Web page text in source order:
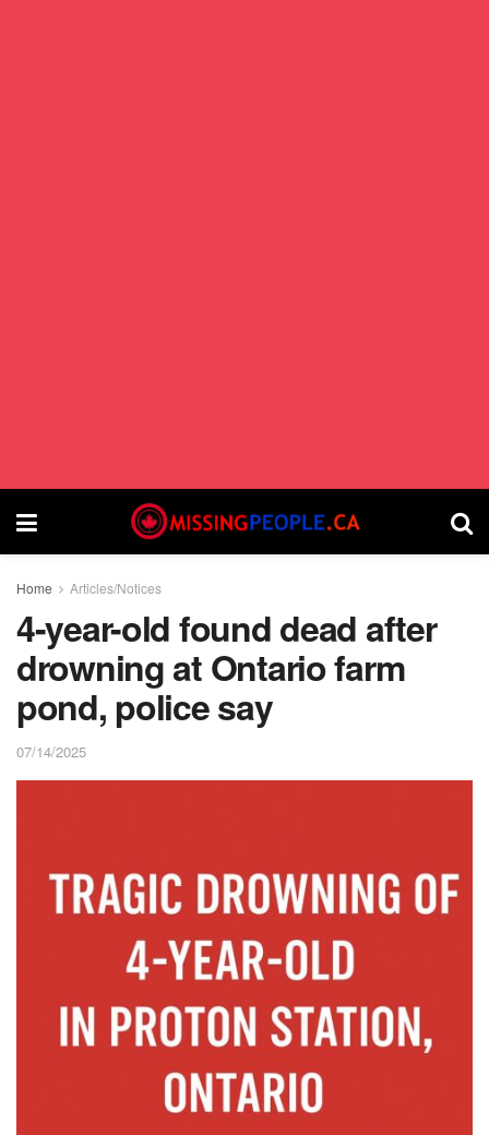
Home Articles/Notices
4-year-old found dead after
drowning at Ontario farm
pond, police say
07/14/2025